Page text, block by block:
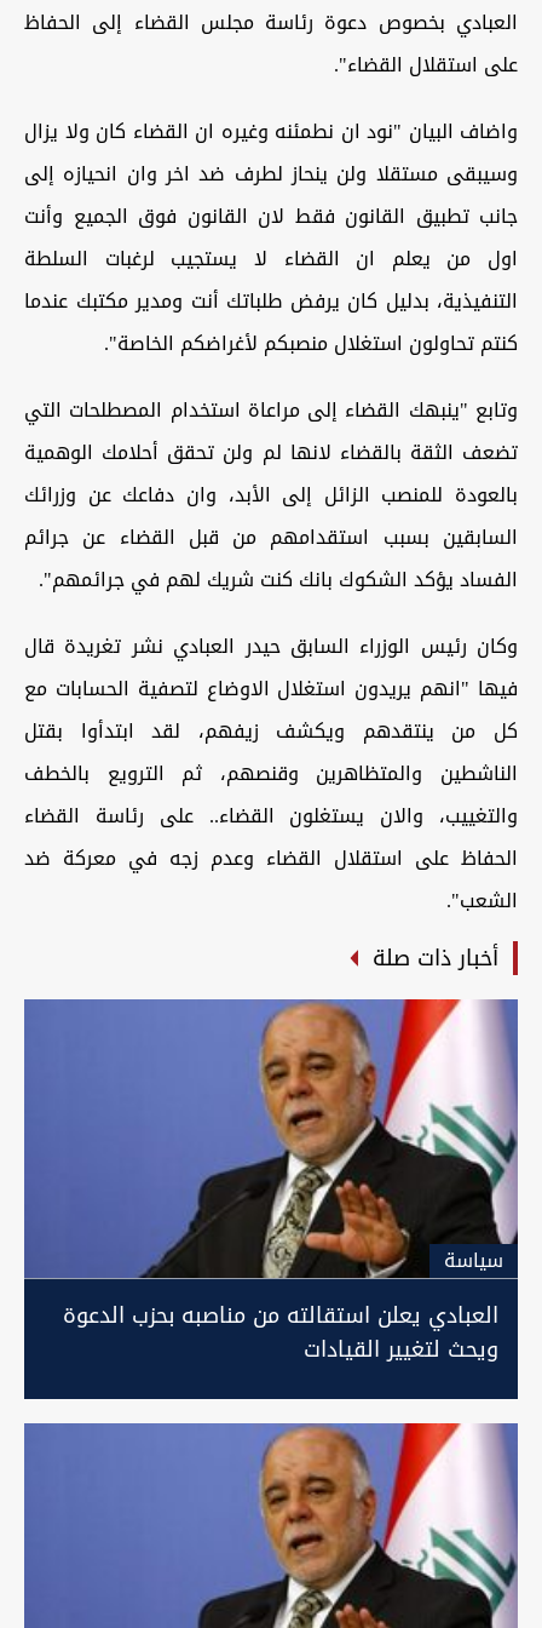
العبادي بخصوص دعوة رئاسة مجلس القضاء إلى الحفاظ
على استقلال القضاء".
واضاف البيان "نود ان نطمئنه وغيره ان القضاء كان ولا يزال
وسيبقى مستقلا ولن ينحاز لطرف ضد اخر وان انحيازه إلى
جانب تطبيق القانون فقط لان القانون فوق الجميع وأنت
اول من يعلم ان القضاء لا يستجيب لرغبات السلطة
التنفيذية، بدليل كان يرفض طلباتك أنت ومدير مكتبك عندما
كنتم تحاولون استغلال منصبكم لأغراضكم الخاصة".
وتابع "ينبهك القضاء إلى مراعاة استخدام المصطلحات التي
تضعف الثقة بالقضاء لانها لم ولن تحقق أحلامك الوهمية
بالعودة للمنصب الزائل إلى الأبد، وان دفاعك عن وزرائك
السابقين بسبب استقدامهم من قبل القضاء عن جرائم
الفساد يؤكد الشكوك بانك كنت شريك لهم في جرائمهم".
وكان رئيس الوزراء السابق حيدر العبادي نشر تغريدة قال
فيها "انهم يريدون استغلال الاوضاع لتصفية الحسابات مع
كل من ينتقدهم ويكشف زيفهم، لقد ابتدأوا بقتل
الناشطين والمتظاهرين وقنصهم، ثم الترويع بالخطف
والتغييب، والان يستغلون القضاء.. على رئاسة القضاء
الحفاظ على استقلال القضاء وعدم زجه في معركة ضد
الشعب".
أخبار ذات صلة
سیاسة
العبادي يعلن استقالته من مناصبه بحزب الدعوة
ويحث لتغيير القيادات